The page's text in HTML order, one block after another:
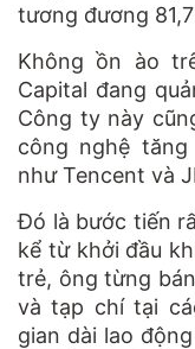
tương đương
Không ồn ào
Capital đang
Công ty này
công nghệ
như Tencent và
Đó là bước tiến
kể từ khởi đầu
trẻ, ông từng
và tạp chí tại
gian dài lao